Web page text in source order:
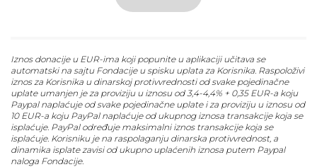
Iznos donacije u EUR-ima koji popunite u aplikaciji učitava se
automatski na sajtu Fondacije u spisku uplata za Korisnika. Raspoloživi
iznos za Korisnika u dinarskoj protivvrednosti od svake pojedinačne
uplate umanjen je za proviziju u iznosu od 3,4-4,4% + 0,35 EUR-a koju
Paypal naplaćuje od svake pojedinačne uplate i za proviziju u iznosu od
10 EUR-a koju PayPal naplaćuje od ukupnog iznosa transakcije koja se
isplaćuje. PayPal određuje maksimalni iznos transakcije koja se
isplaćuje. Korisniku je na raspolaganju dinarska protivvrednost, a
dinamika isplate zavisi od ukupno uplaćenih iznosa putem Paypal
naloga Fondacije.